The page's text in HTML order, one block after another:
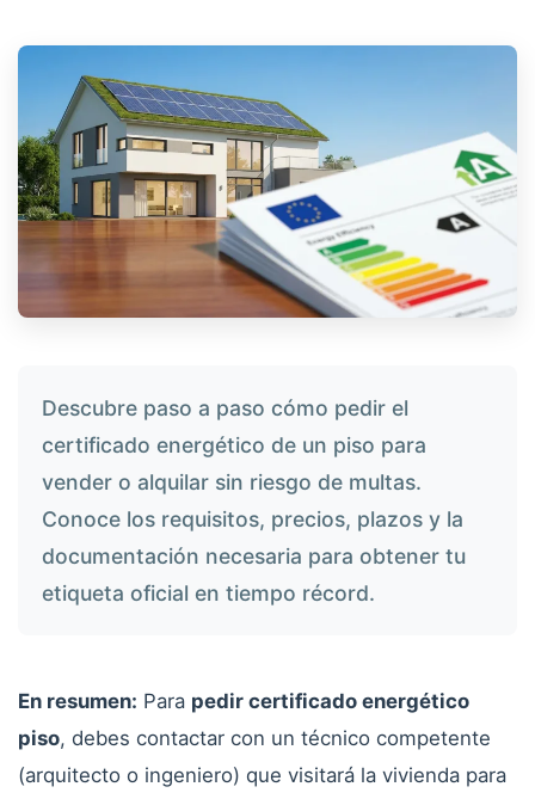
Descubre paso a paso cómo pedir el
certificado energético de un piso para
vender o alquilar sin riesgo de multas.
Conoce los requisitos, precios, plazos y la
documentación necesaria para obtener tu
etiqueta oficial en tiempo récord.
En resumen: Para pedir certificado energético
piso, debes contactar con un técnico competente
(arquitecto o ingeniero) que visitará la vivienda para